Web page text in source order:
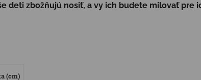
deti zbožňujú nosiť, a vy ich budete milovať pre